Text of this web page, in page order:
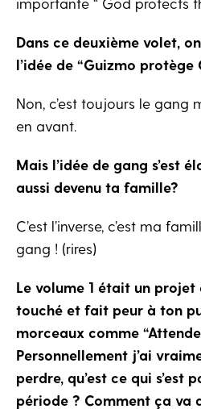
Dans ce deuxième volet,
l’idée de “Guizmo protège
Non, c’est toujours le gang
en avant.
Mais l’idée de gang s’est
aussi devenu ta famille?
C’est l’inverse, c’est ma
gang ! (rires)
Le volume 1 était un
touché et fait peur à ton
morceaux comme
Personnellement j’ai
perdre, qu’est ce qui s’est
période ? Comment ça va